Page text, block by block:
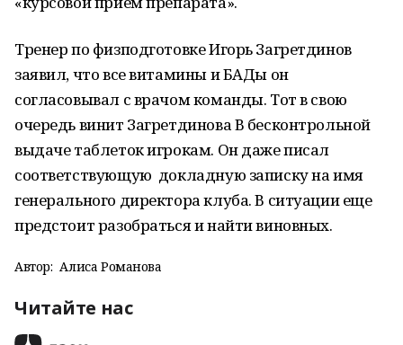
Тренер по физподготовке Игорь Загретдинов
заявил, что все витамины и БАДы он
согласовывал с врачом команды. Тот в свою
очередь винит Загретдинова В бесконтрольной
выдаче таблеток игрокам. Он даже писал
соответствующую докладную записку на имя
генерального директора клуба. В ситуации еще
предстоит разобраться и найти виновных.
Автор: Алиса Романова
Читайте нас